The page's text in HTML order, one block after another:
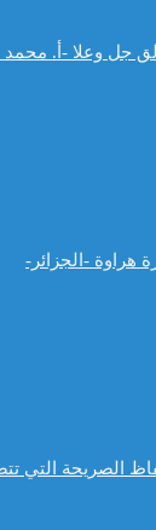
جل وعلا -أ.
هراوة -الجزائر-
الصريحة التي